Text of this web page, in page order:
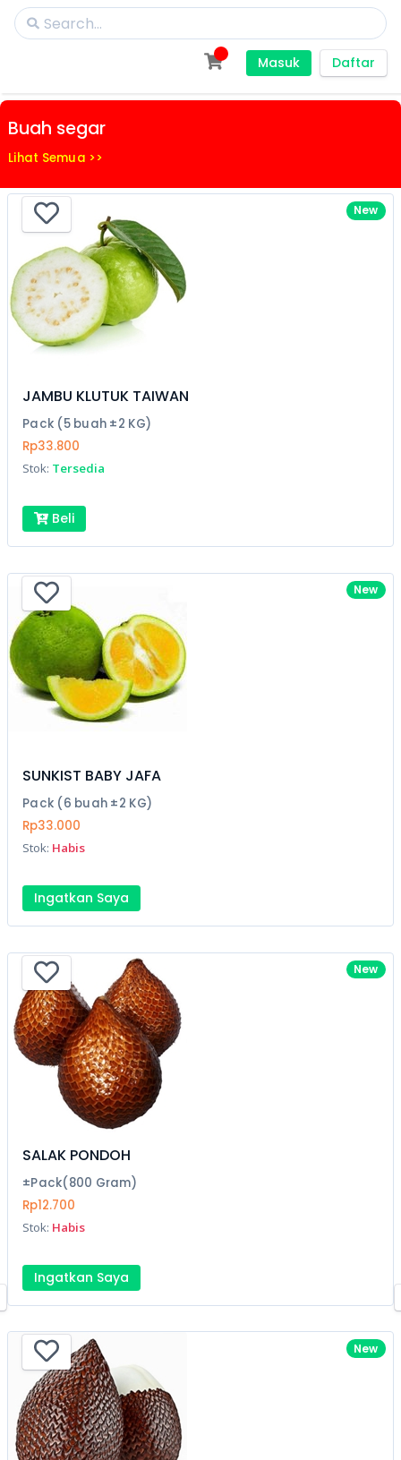
Masuk Daftar
Buah segar
Lihat Semua >>
New
JAMBU KLUTUK TAIWAN
Pack (5 buah ±2 KG)
Rp33.800
Stok: Tersedia
Beli
New
SUNKIST BABY JAFA
Pack (6 buah ±2 KG)
Rp33.000
Stok: Habis
Ingatkan Saya
New
SALAK PONDOH
±Pack(800 Gram)
Rp12.700
Stok: Habis
Ingatkan Saya
New